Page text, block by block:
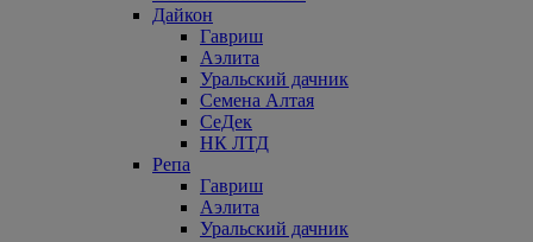
Дайкон
Гавриш
Аэлита
Уральский дачник
Семена Алтая
СеДек
НК ЛТД
Репа
Гавриш
Аэлита
Уральский дачник